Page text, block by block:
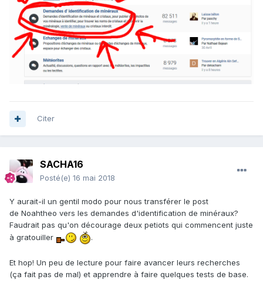
Citer
SACHA16
Posté(e) 16 mai 2018
Y aurait-il un gentil modo pour nous transférer le post
de Noahtheo vers les demandes d'identification de minéraux?
Faudrait pas qu'on décourage deux petiots qui commencent juste
à gratouiller
.
Et hop! Un peu de lecture pour faire avancer leurs recherches
(ça fait pas de mal) et apprendre à faire quelques tests de base.